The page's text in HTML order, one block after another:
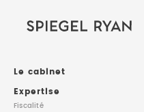
Le cabinet
Expertise
Fiscalité